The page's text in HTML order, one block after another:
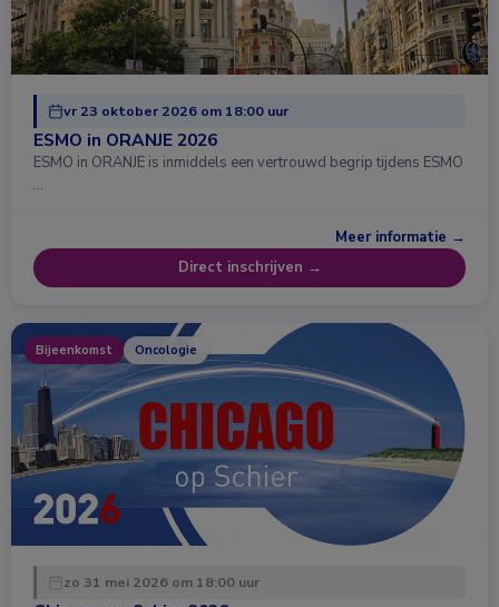
vr 23 oktober 2026 om 18:00 uur
ESMO in ORANJE 2026
ESMO in ORANJE is inmiddels een vertrouwd begrip tijdens ESMO
…
Meer informatie →
Direct inschrijven →
Bijeenkomst Oncologie
zo 31 mei 2026 om 18:00 uur